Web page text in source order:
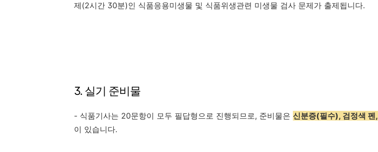
제(2시간 30분)인 식품응용미생물 및 식품위생관련 미생물 검사 문제가 출제됩니다.
3. 실기 준비물
- 식품기사는 20문항이 모두 필답형으로 진행되므로, 준비물은 신분증(필수), 검정색 펜,
이 있습니다.